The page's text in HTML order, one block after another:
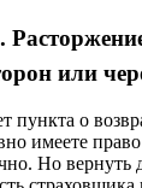
или
пункта о
имеете право
Но вернуть